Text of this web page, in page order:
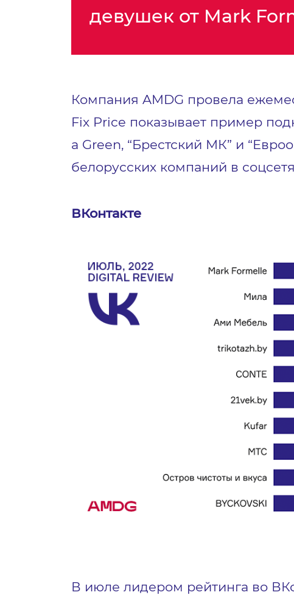
девушек от Mark
Компания AMDG провела
Fix Price показывает пример
а Green, “Брестский МК” и
белорусских компаний в
ВКонтакте
В июле лидером рейтинга во